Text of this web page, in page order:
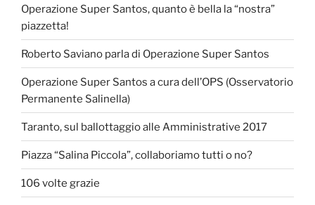
Operazione Super Santos, quanto è bella la “nostra”
piazzetta!
Roberto Saviano parla di Operazione Super Santos
Operazione Super Santos a cura dell’OPS (Osservatorio
Permanente Salinella)
Taranto, sul ballottaggio alle Amministrative 2017
Piazza “Salina Piccola”, collaboriamo tutti o no?
106 volte grazie